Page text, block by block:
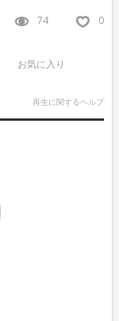
74 0
お気に入り
再生に関するヘルプ